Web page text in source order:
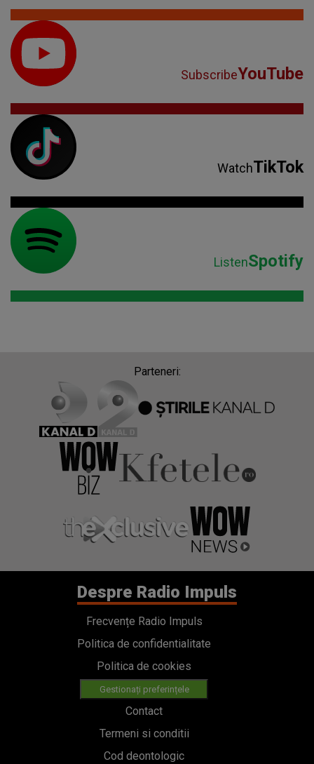
SubscribeYouTube
WatchTikTok
ListenSpotify
Parteneri:
Despre Radio Impuls
Frecvențe Radio Impuls
Politica de confidentialitate
Politica de cookies
Gestionați preferințele
Contact
Termeni si conditii
Cod deontologic